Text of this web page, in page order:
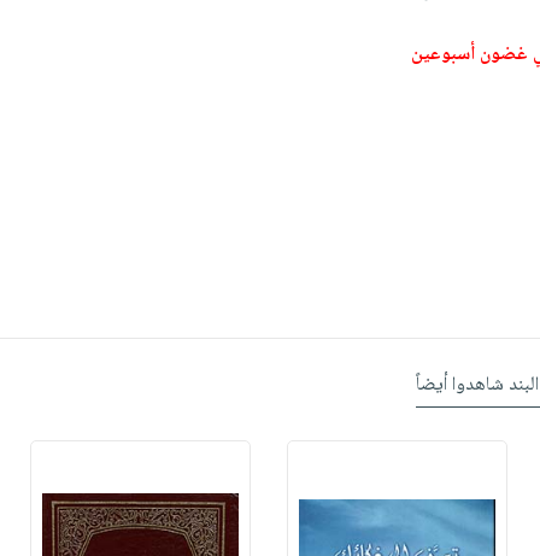
غضون أسبوعين
شاهدوا أيضاً